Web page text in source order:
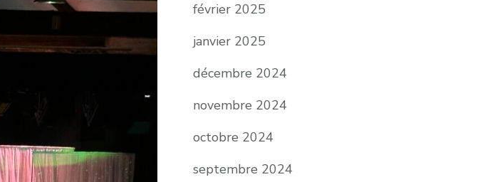
février 2025
janvier 2025
décembre 2024
novembre 2024
octobre 2024
septembre 2024